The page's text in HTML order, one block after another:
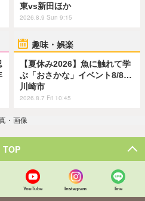
東vs新田ほか
2026.8.9 Sun 9:15
趣味・娯楽
【夏休み2026】魚に触れて学
ぶ「おさかな」イベント8/8…
川崎市
2026.8.7 Fri 10:45
・画像
TOP
YouTube Instagram line